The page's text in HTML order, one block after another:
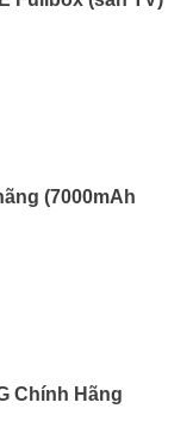
(7000mAh
Chính Hãng